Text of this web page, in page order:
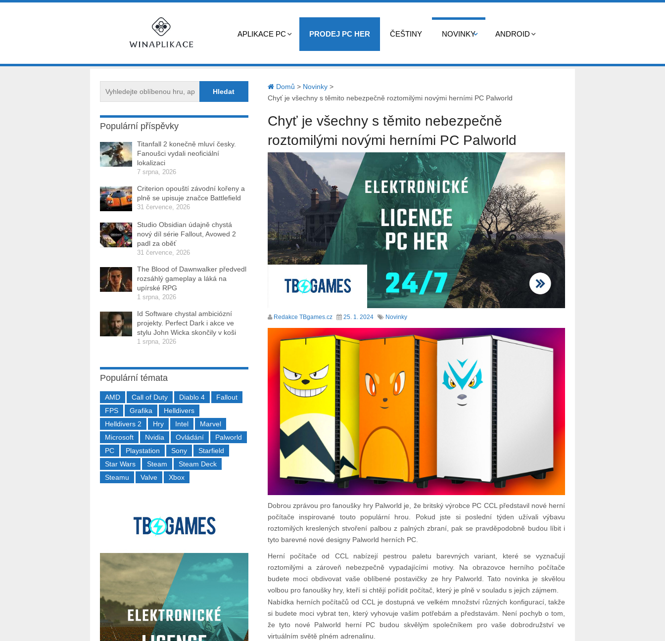
APLIKACE PC PRODEJ PC HER ČEŠTINY NOVINKY ANDROID
Domů > Novinky>
Chyť je všechny s těmito nebezpečně roztomilými novými herními PC Palworld
Chyť je všechny s těmito nebezpečně
roztomilými novými herními PC Palworld
Redakce TBgames.cz 25. 1. 2024 Novinky
Dobrou zprávou pro fanoušky hry Palworld je, že britský výrobce PC CCL představil nové herní
počítače inspirované touto populární hrou. Pokud jste si poslední týden užívali výbavu
roztomilých kreslených stvoření palbou z palných zbraní, pak se pravděpodobně budou líbit i
tyto barevné nové designy Palworld herních PC.
Herní počítače od CCL nabízejí pestrou paletu barevných variant, které se vyznačují
roztomilými a zároveň nebezpečně vypadajícími motivy. Na obrazovce herního počítače
budete moci obdivovat vaše oblíbené postavičky ze hry Palworld. Tato novinka je skvělou
volbou pro fanoušky hry, kteří si chtějí pořídit počítač, který je plně v souladu s jejich zájmem.
Nabídka herních počítačů od CCL je dostupná ve velkém množství různých konfigurací, takže
si budete moci vybrat ten, který vyhovuje vašim potřebám a představám. Není pochyb o tom,
že tyto nové Palworld herní PC budou skvělým společníkem pro vaše dobrodružství ve
virtuálním světě plném adrenalinu.
Populární příspěvky
Titanfall 2 konečně mluví česky.
Fanoušci vydali neoficiální
lokalizaci
7 srpna, 2026
Criterion opouští závodní kořeny a
plně se upisuje značce Battlefield
31 července, 2026
Studio Obsidian údajně chystá
nový díl série Fallout, Avowed 2
padl za oběť
31 července, 2026
The Blood of Dawnwalker předvedl
rozsáhlý gameplay a láká na
upírské RPG
1 srpna, 2026
Id Software chystal ambiciózní
projekty. Perfect Dark i akce ve
stylu John Wicka skončily v koši
1 srpna, 2026
Populární témata
AMD Call of Duty Diablo 4
Fallout
FPS
Grafika
Helldivers
Helldivers 2
Hry Intel
Marvel
Microsoft
Nvidia Ovládání
Palworld
PC
Playstation Sony
Starfield
Star Wars
Steam
Steam Deck
Steamu
Valve Xbox